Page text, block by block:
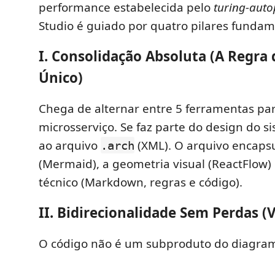
performance estabelecida pelo turing-
Studio é guiado por quatro pilares
I. Consolidação Absoluta (A
Único)
Chega de alternar entre 5 ferramentas
microsserviço. Se faz parte do design do
ao arquivo .arch (XML). O arquivo
(Mermaid), a geometria visual
técnico (Markdown, regras e código).
II. Bidirecionalidade Sem Perdas
O código não é um subproduto do